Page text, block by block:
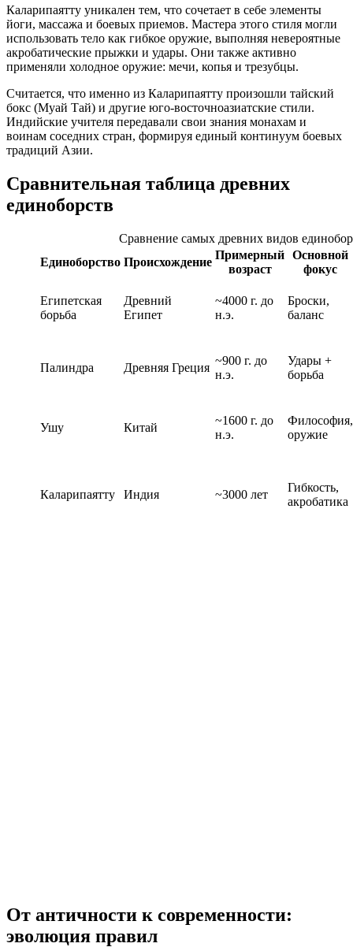
Каларипаятту уникален тем, что сочетает в себе элементы
йоги, массажа и боевых приемов. Мастера этого стиля могли
использовать тело как гибкое оружие, выполняя невероятные
акробатические прыжки и удары. Они также активно
применяли холодное оружие: мечи, копья и трезубцы.
Считается, что именно из Каларипаятту произошли тайский
бокс (Муай Тай) и другие юго-восточноазиатские стили.
Индийские учителя передавали свои знания монахам и
воинам соседних стран, формируя единый континуум боевых
традиций Азии.
Сравнительная таблица древних
единоборств
Сравнение самых древних видов
Единоборство Происхождение
Примерный
возраст
Основной
фокус
Египетская
борьба
Древний
Египет
~4000 г. до
н.э.
Броски,
баланс
Палиндра Древняя Греция
~900 г. до
н.э.
Удары +
борьба
Ушу Китай
~1600 г. до
н.э.
Философия,
оружие
Каларипаятту Индия ~3000 лет
Гибкость,
акробатика
От античности к современности:
эволюция правил